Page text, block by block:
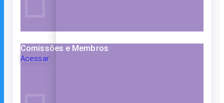
Comissões e Membros
Acessar